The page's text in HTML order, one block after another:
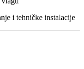
i tehničke instalacije